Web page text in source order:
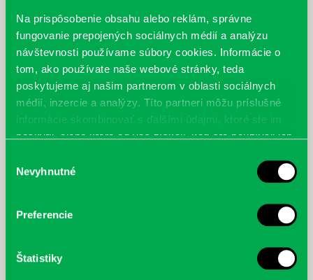
Na prispôsobenie obsahu alebo reklám, správne
fungovanie prepojených sociálnych médií a analýzu
návštevnosti používame súbory cookies. Informácie o
tom, ako používate naše webové stránky, teda
poskytujeme aj našim partnerom v oblasti sociálnych
médií, inzercie a analýzy. Títo partneri môžu príslušné
informácie skombinovať s ďalšími údajmi, ktoré ste im
poskytli, alebo ktoré od vás získali, keď ste používali ich
súhlasu
Nevyhnutné
Preferencie
Štatistiky
12. Obůrková Eva – Výlety s dětmi na jižní a východní Moravu
13. Riches Sue – Frigidní ženy
Najbližšie podujatia